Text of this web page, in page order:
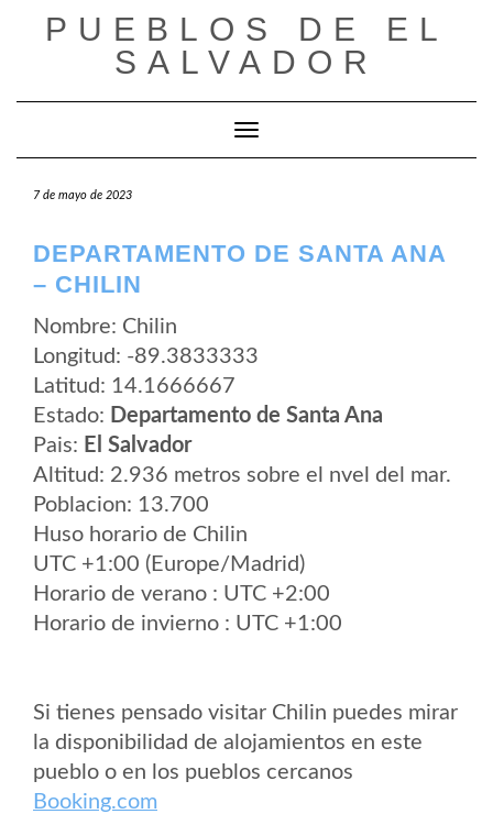
PUEBLOS DE EL
SALVADOR
Cambiar modo de navegación
7 de mayo de 2023
DEPARTAMENTO DE SANTA ANA
– CHILIN
Nombre: Chilin
Longitud: -89.3833333
Latitud: 14.1666667
Estado: Departamento de Santa Ana
Pais: El Salvador
Altitud: 2.936 metros sobre el nvel del mar.
Poblacion: 13.700
Huso horario de Chilin
UTC +1:00 (Europe/Madrid)
Horario de verano : UTC +2:00
Horario de invierno : UTC +1:00
Si tienes pensado visitar Chilin puedes mirar
la disponibilidad de alojamientos en este
pueblo o en los pueblos cercanos
Booking.com